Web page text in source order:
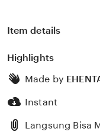
Item details
Highlights
Made by
Instant
Langsung Bisa